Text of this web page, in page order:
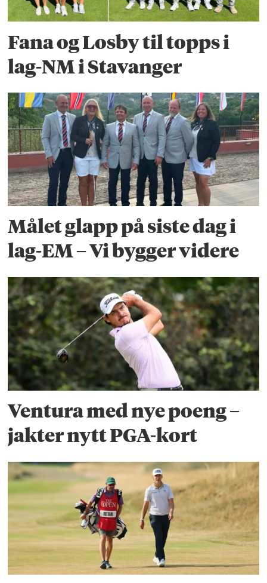
Fana og Losby til topps i
lag-NM i Stavanger
Målet glapp på siste dag i
lag-EM – Vi bygger videre
Ventura med nye poeng –
jakter nytt PGA-kort